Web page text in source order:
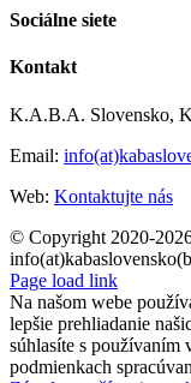
Sociálne siete
Kontakt
K.A.B.A. Slovensko,
Email:
Web: Kontaktujte nás
© Copyright 2020-
Page load link
Na našom webe
lepšie prehliadanie
súhlasíte s používaním
podmienkach